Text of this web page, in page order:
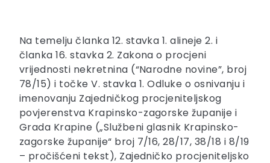
Na temelju članka 12. stavka 1. alineje 2. i
članka 16. stavka 2. Zakona o procjeni
vrijednosti nekretnina (“Narodne novine”, broj
78/15) i točke V. stavka 1. Odluke o osnivanju i
imenovanju Zajedničkog procjeniteljskog
povjerenstva Krapinsko-zagorske županije i
Grada Krapine („Službeni glasnik Krapinsko-
zagorske županije“ broj 7/16, 28/17, 38/18 i 8/19
– pročišćeni tekst), Zajedničko procjeniteljsko